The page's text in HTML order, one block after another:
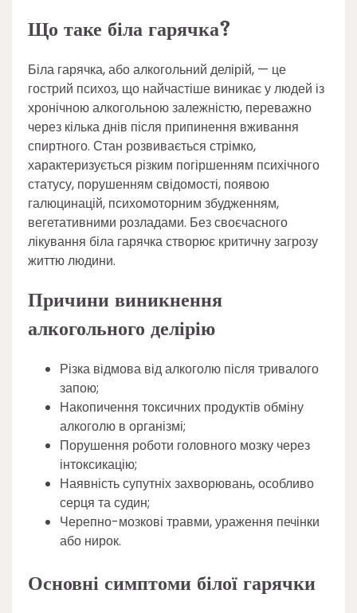
Що таке біла гарячка?
Біла гарячка, або алкогольний делірій, — це
гострий психоз, що найчастіше виникає у людей із
хронічною алкогольною залежністю, переважно
через кілька днів після припинення вживання
спиртного. Стан розвивається стрімко,
характеризується різким погіршенням психічного
статусу, порушенням свідомості, появою
галюцинацій, психомоторним збудженням,
вегетативними розладами. Без своєчасного
лікування біла гарячка створює критичну загрозу
життю людини.
Причини виникнення
алкогольного делірію
Різка відмова від алкоголю після тривалого
запою;
Накопичення токсичних продуктів обміну
алкоголю в організмі;
Порушення роботи головного мозку через
інтоксикацію;
Наявність супутніх захворювань, особливо
серця та судин;
Черепно-мозкові травми, ураження печінки
або нирок.
Основні симптоми білої гарячки